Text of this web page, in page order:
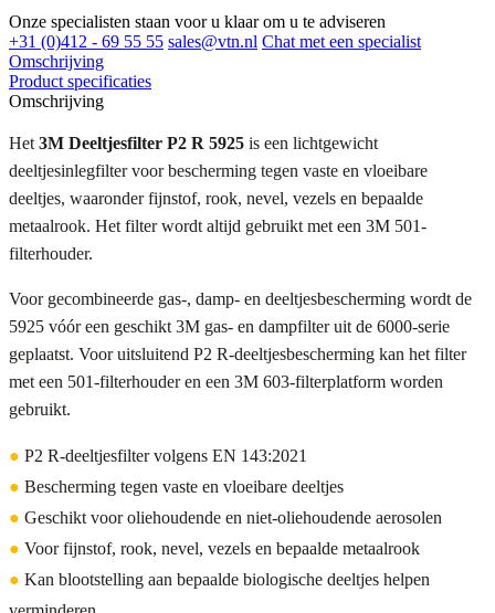
Onze specialisten staan voor u klaar om u te adviseren
+31 (0)412 - 69 55 55 sales@vtn.nl Chat met een specialist
Omschrijving
Product specificaties
Omschrijving
Het 3M Deeltjesfilter P2 R 5925 is een lichtgewicht
deeltjesinlegfilter voor bescherming tegen vaste en vloeibare
deeltjes, waaronder fijnstof, rook, nevel, vezels en bepaalde
metaalrook. Het filter wordt altijd gebruikt met een 3M 501-
filterhouder.
Voor gecombineerde gas-, damp- en deeltjesbescherming wordt de
5925 vóór een geschikt 3M gas- en dampfilter uit de 6000-serie
geplaatst. Voor uitsluitend P2 R-deeltjesbescherming kan het filter
met een 501-filterhouder en een 3M 603-filterplatform worden
gebruikt.
● P2 R-deeltjesfilter volgens EN 143:2021
● Bescherming tegen vaste en vloeibare deeltjes
● Geschikt voor oliehoudende en niet-oliehoudende aerosolen
● Voor fijnstof, rook, nevel, vezels en bepaalde metaalrook
● Kan blootstelling aan bepaalde biologische deeltjes helpen